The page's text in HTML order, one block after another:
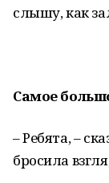
слышу, как
Самое
– Ребята, –
бросила